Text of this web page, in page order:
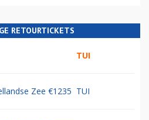
RETOURTICKETS
TUI
Zee €1235 TUI